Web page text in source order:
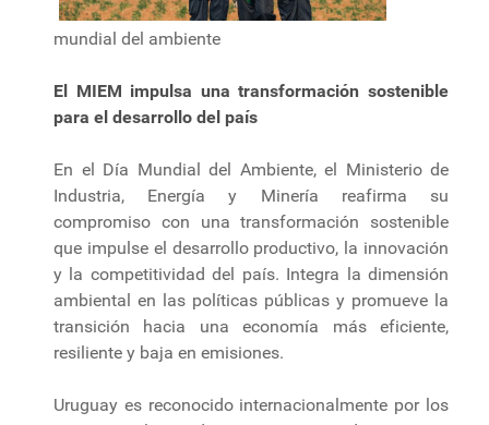
mundial del ambiente
El MIEM impulsa una transformación sostenible
para el desarrollo del país
En el Día Mundial del Ambiente, el Ministerio de
Industria, Energía y Minería reafirma su
compromiso con una transformación sostenible
que impulse el desarrollo productivo, la innovación
y la competitividad del país. Integra la dimensión
ambiental en las políticas públicas y promueve la
transición hacia una economía más eficiente,
resiliente y baja en emisiones.
Uruguay es reconocido internacionalmente por los